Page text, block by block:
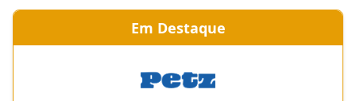
Em Destaque